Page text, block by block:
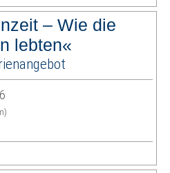
– Wie die
lebten«